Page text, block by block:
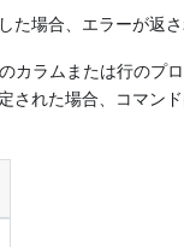
場合、エラーが返さ
カラムまたは行のプ
された場合、コマン